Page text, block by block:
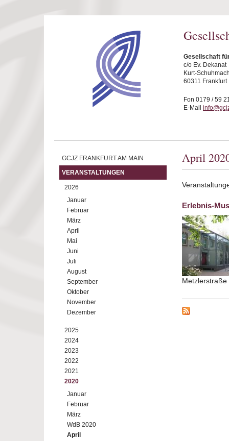
Gesellschaft
c/o Ev. Dekanat
Kurt-
60311 Frankfurt
Fon 0179 / 59
E-Mail
GCJZ FRANKFURT AM MAIN
VERANSTALTUNGEN
2026
Januar
Februar
März
April
Mai
Juni
Juli
August
September
Oktober
November
Dezember
2025
2024
2023
2022
2021
2020
Januar
Februar
März
WdB 2020
April
April
Erlebnis-